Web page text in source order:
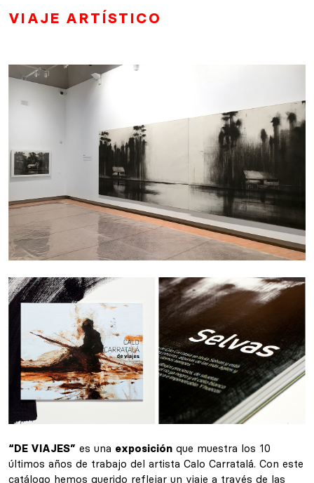
VIAJE ARTÍSTICO
“DE VIAJES” es una exposición que muestra los 10
últimos años de trabajo del artista Calo Carratalá. Con este
catálogo hemos querido reflejar un viaje a través de las